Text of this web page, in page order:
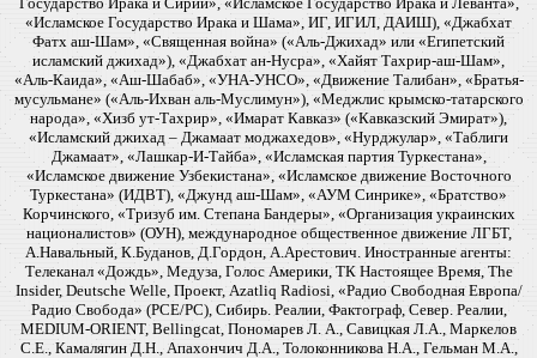
«Исламское Государство Ирака и Шама», ИГ, ИГИЛ, ДАИШ), «Джабхат
Фатх аш-Шам», «Священная война» («Аль-Джихад» или «Египетский
исламский джихад»), «Джабхат ан-Нусра», «Хайят Тахрир-аш-Шам»,
«Аль-Каида», «Аш-Шабаб», «УНА-УНСО», «Движение Талибан», «Братья-
мусульмане» («Аль-Ихван аль-Муслимун»), «Меджлис крымско-татарского
народа», «Хизб ут-Тахрир», «Имарат Кавказ» («Кавказский Эмират»),
«Исламский джихад – Джамаат моджахедов», «Нурджулар», «Таблиги
Джамаат», «Лашкар-И-Тайба», «Исламская партия Туркестана»,
«Исламское движение Узбекистана», «Исламское движение Восточного
Туркестана» (ИДВТ), «Джунд аш-Шам», «АУМ Синрике», «Братство»
Корчинского, «Тризуб им. Степана Бандеры», «Организация украинских
националистов» (ОУН), международное общественное движение ЛГБТ,
А.Навальный, К.Буданов, Д.Гордон, А.Арестович. Иностранные агенты:
Телеканал «Дождь», Медуза, Голос Америки, ТК Настоящее Время, The
Insider, Deutsche Welle, Проект, Azatliq Radiosi, «Радио Свободная Европа/
Радио Свобода» (PCE/PC), Сибирь. Реалии, Фактограф, Север. Реалии,
MEDIUM-ORIENT, Bellingcat, Пономарев Л. А., Савицкая Л.А., Маркелов
С.Е., Камалягин Д.Н., Апахончич Д.А., Толоконникова Н.А., Гельман М.А.,